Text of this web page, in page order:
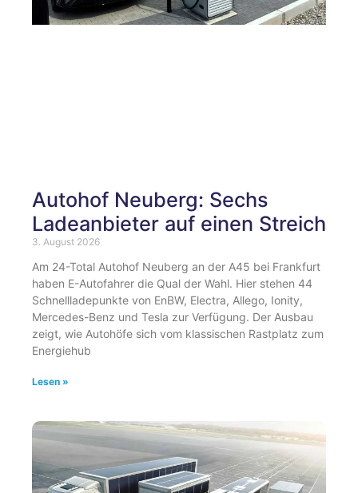
Autohof Neuberg: Sechs
Ladeanbieter auf einen Streich
3. August 2026
Am 24-Total Autohof Neuberg an der A45 bei Frankfurt
haben E-Autofahrer die Qual der Wahl. Hier stehen 44
Schnellladepunkte von EnBW, Electra, Allego, Ionity,
Mercedes-Benz und Tesla zur Verfügung. Der Ausbau
zeigt, wie Autohöfe sich vom klassischen Rastplatz zum
Energiehub
Lesen »